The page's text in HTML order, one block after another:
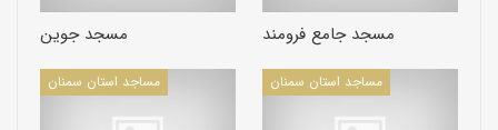
مسجد جوین مسجد جامع فرومند
مساجد استان سمنان مساجد استان سمنان